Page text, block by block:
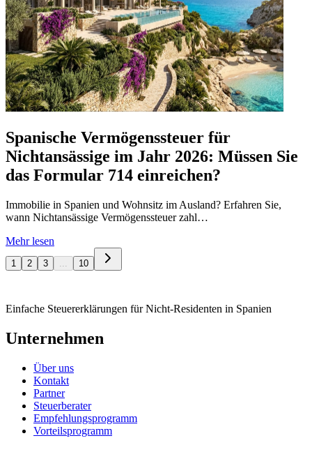
Spanische Vermögenssteuer für
Nichtansässige im Jahr 2026: Müssen Sie
das Formular 714 einreichen?
Immobilie in Spanien und Wohnsitz im Ausland? Erfahren Sie,
wann Nichtansässige Vermögenssteuer zahl…
Mehr lesen
1 2 3 ... 10
Einfache Steuererklärungen für Nicht-Residenten in Spanien
Unternehmen
Über uns
Kontakt
Partner
Steuerberater
Empfehlungsprogramm
Vorteilsprogramm